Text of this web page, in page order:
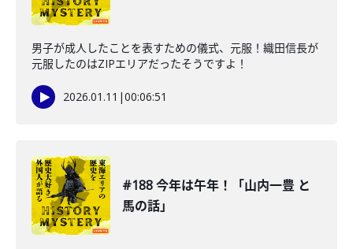
男子が成人したことを表すための儀式、元服！織田信長が
元服したのはZIPエリアだったそうですよ！
2026.01.11 |00:06:51
#188 今年は午年！「山内一豊 と
馬の話」